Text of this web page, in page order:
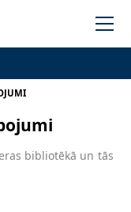
bibliotēkā un tās